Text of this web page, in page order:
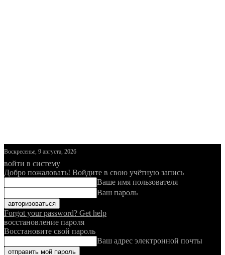
Воскресенье, 9 августа, 2026
войти в систему
Добро пожаловать! Войдите в свою учётную запись
Ваше имя пользователя
Ваш пароль
Forgot your password? Get help
восстановление пароля
Восстановите свой пароль
Ваш адрес электронной почты